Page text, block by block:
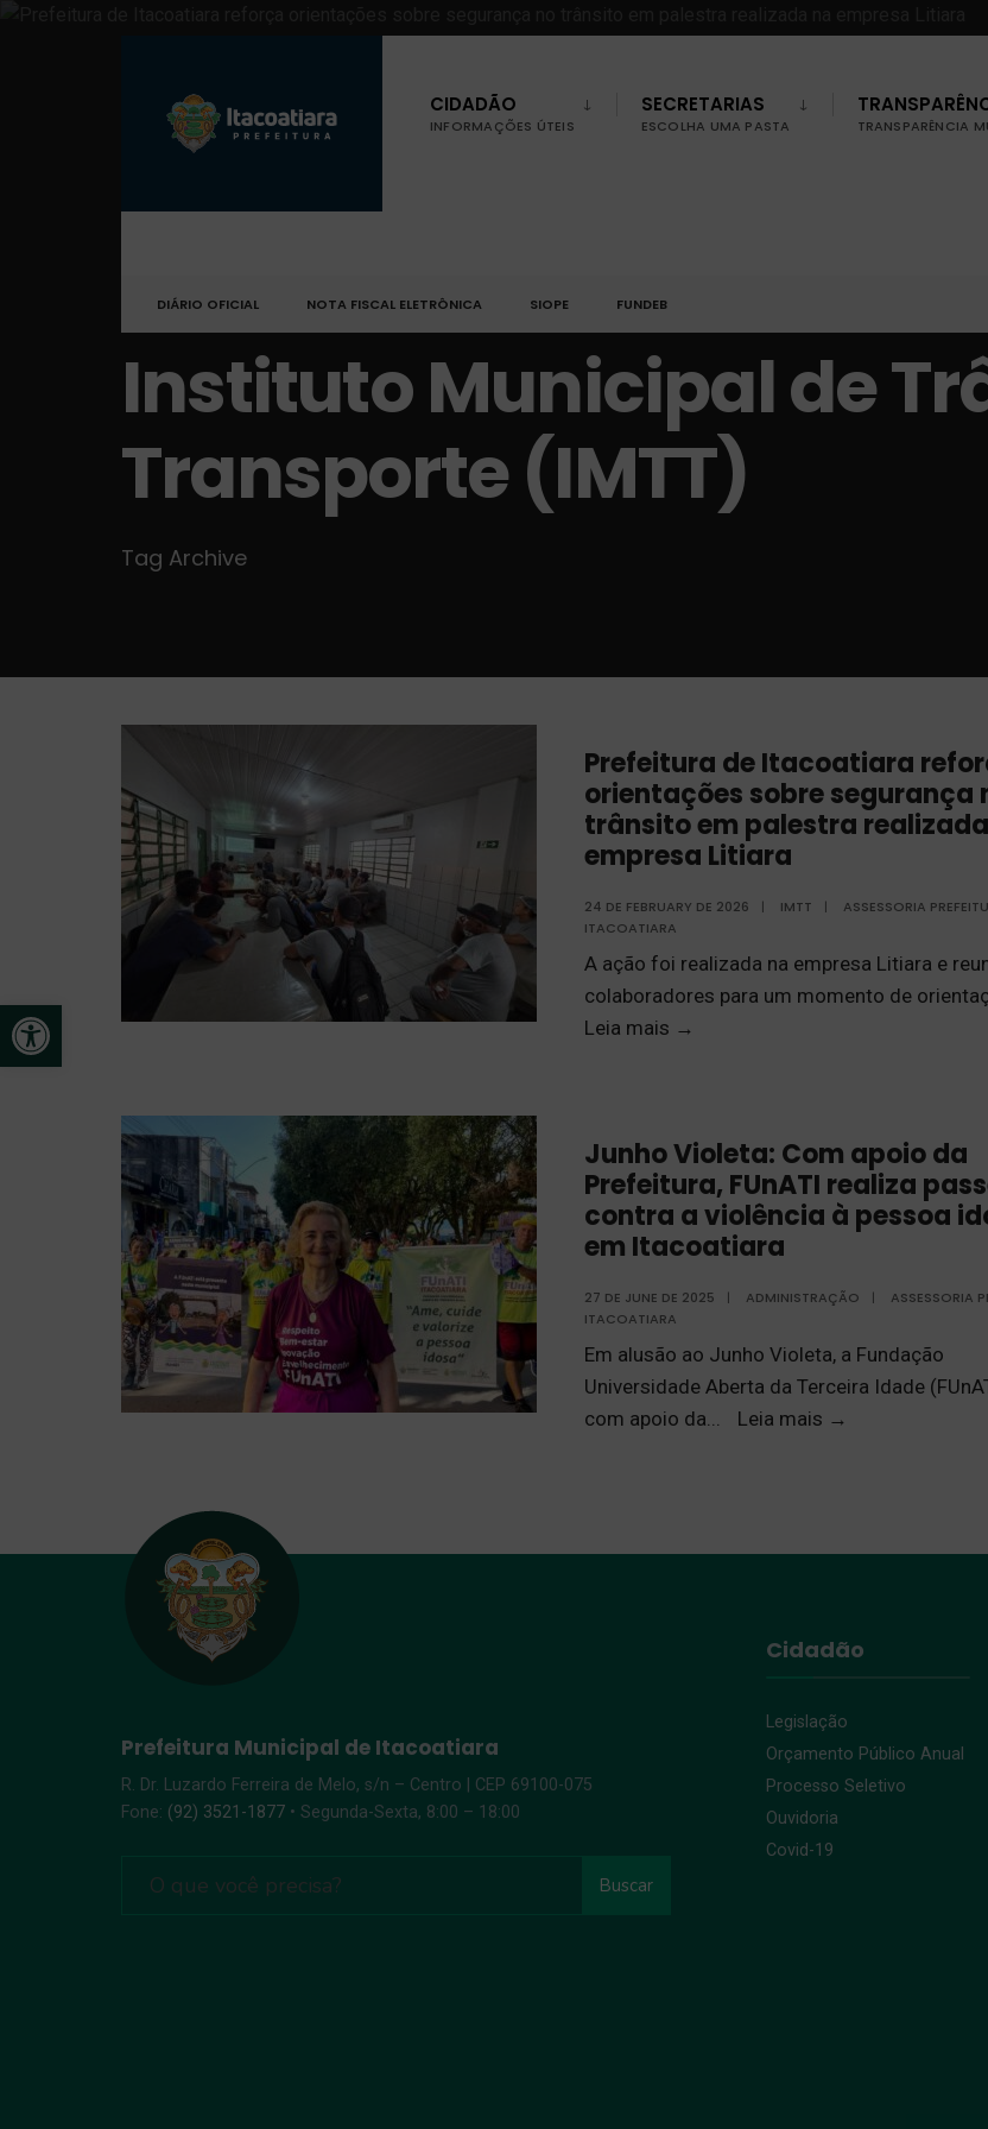
Open toolbar
CIDADÃO
INFORMAÇÕES ÚTEIS
SECRETARIAS
ESCOLHA UMA PASTA TRANSPARÊNCIA
DIÁRIO OFICIAL NOTA FISCAL ELETRÔNICA SIOPE FUNDEB
Instituto Municipal de
Transporte (IMTT)
Tag Archive
Prefeitura de Itacoatiara
orientações sobre segurança
trânsito em palestra
empresa Litiara
24 DE FEBRUARY DE 2026 | IMTT |
ASSESSORIA
ITACOATIARA
A ação foi realizada na empresa Litiara e
colaboradores para um momento de
Leia mais →
Junho Violeta: Com apoio da
Prefeitura, FUnATI realiza
contra a violência à pessoa
em Itacoatiara
27 DE JUNE DE 2025 | ADMINISTRAÇÃO |
ASSESSORIA
ITACOATIARA
Em alusão ao Junho Violeta, a Fundação
Universidade Aberta da Terceira Idade
com apoio da... Leia mais →
Prefeitura Municipal de Itacoatiara
R. Dr. Luzardo Ferreira de Melo, s/n – Centro | CEP 69100-075
Fone: (92) 3521-1877 • Segunda-Sexta, 8:00 – 18:00
Buscar
Cidadão
Legislação
Orçamento Público Anual
Processo Seletivo
Ouvidoria
Covid-19